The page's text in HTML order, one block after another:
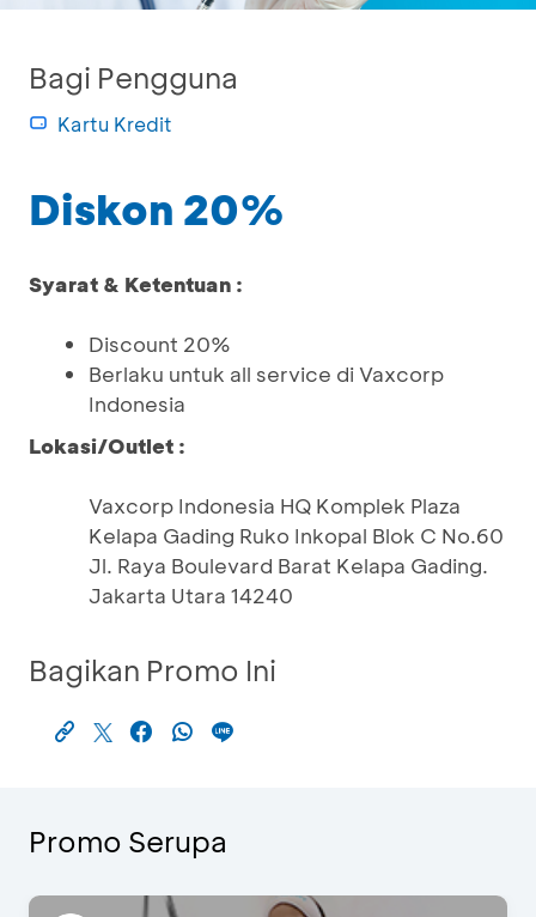
Bagi Pengguna
Kartu Kredit
Diskon 20%
Syarat & Ketentuan :
Discount 20%
Berlaku untuk all service di Vaxcorp
Indonesia
Lokasi/Outlet :
Vaxcorp Indonesia HQ Komplek Plaza
Kelapa Gading Ruko Inkopal Blok C No.60
Jl. Raya Boulevard Barat Kelapa Gading.
Jakarta Utara 14240
Bagikan Promo Ini
Promo Serupa